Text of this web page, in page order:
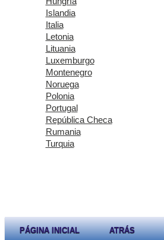
Islandia
Italia
Letonia
Lituania
Luxemburgo
Montenegro
Noruega
Polonia
Portugal
República Checa
Rumania
Turquia
PÁGINA INICIAL ATRÁS